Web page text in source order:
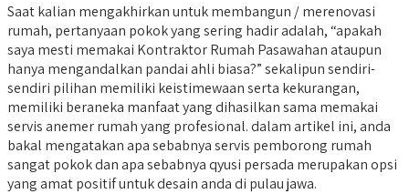
Saat kalian mengakhirkan untuk membangun / merenovasi
rumah, pertanyaan pokok yang sering hadir adalah, “apakah
saya mesti memakai Kontraktor Rumah Pasawahan ataupun
hanya mengandalkan pandai ahli biasa?” sekalipun sendiri-
sendiri pilihan memiliki keistimewaan serta kekurangan,
memiliki beraneka manfaat yang dihasilkan sama memakai
servis anemer rumah yang profesional. dalam artikel ini, anda
bakal mengatakan apa sebabnya servis pemborong rumah
sangat pokok dan apa sebabnya qyusi persada merupakan opsi
yang amat positif untuk desain anda di pulau jawa.